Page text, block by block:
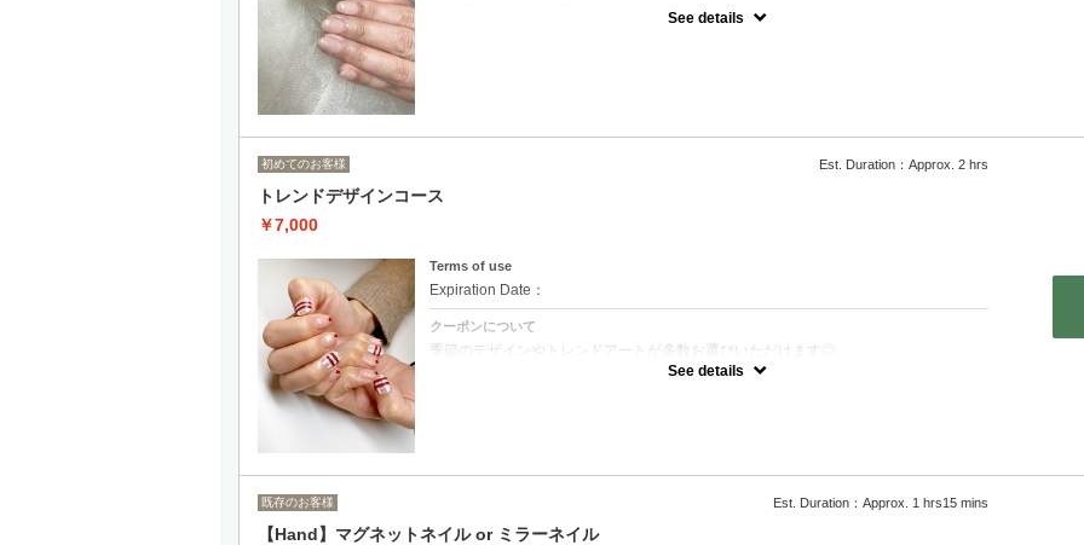
See details
初めてのお客様 Est. Duration：Approx. 2 hrs
トレンドデザインコース
￥7,000
Terms of use
Expiration Date：
クーポンについて
季節のデザインやトレンドアートが多数お選びいただけます◎
See details
既存のお客様 Est. Duration：Approx. 1 hrs15 mins
【Hand】マグネットネイル or ミラーネイル